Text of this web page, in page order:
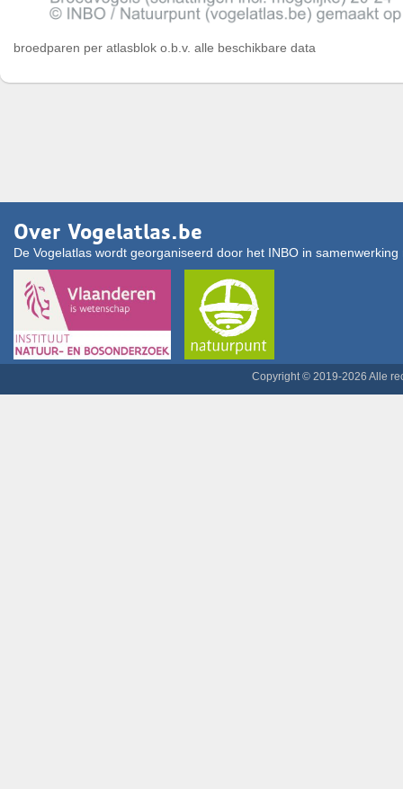
broedparen per atlasblok o.b.v. alle beschikbare data
Over Vogelatlas.be
De Vogelatlas wordt georganiseerd door het INBO in
Copyright © 2019-2026 Alle